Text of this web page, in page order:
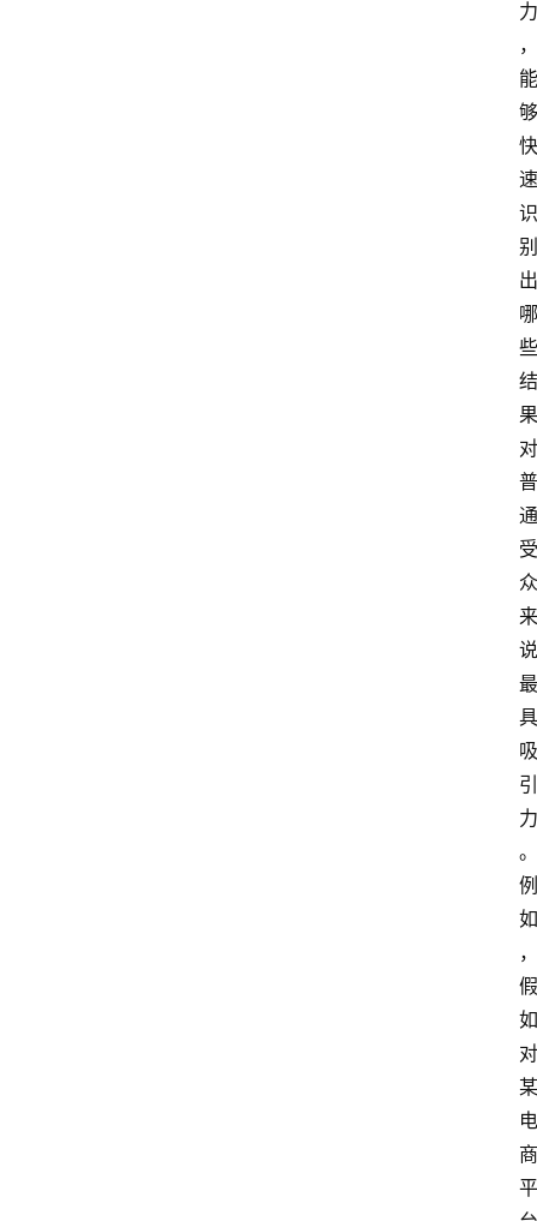
力
，
能
够
快
速
识
别
出
哪
些
结
果
对
普
通
受
众
来
说
最
具
吸
引
力
。
例
如
，
假
如
对
某
电
商
平